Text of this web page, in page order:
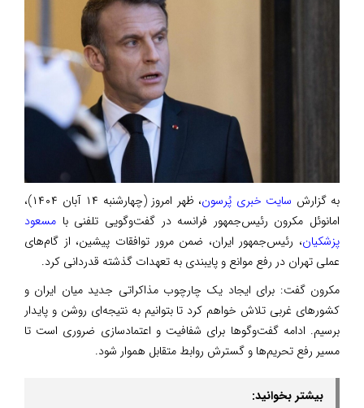
به گزارش سایت خبری پُرسون
، ظهر امروز (چهارشنبه ۱۴ آبان ۱۴۰۴)،
امانوئل مکرون رئیس‌جمهور فرانسه در گفت‌وگویی تلفنی با مسعود
پزشکیان، رئیس‌جمهور ایران، ضمن مرور توافقات پیشین، از گام‌های
عملی تهران در رفع موانع و پایبندی به تعهدات گذشته قدردانی کرد.
مکرون گفت: برای ایجاد یک چارچوب مذاکراتی جدید میان ایران و
کشورهای غربی تلاش خواهم کرد تا بتوانیم به نتیجه‌ای روشن و پایدار
برسیم. ادامه گفت‌وگوها برای شفافیت و اعتمادسازی ضروری است تا
مسیر رفع تحریم‌ها و گسترش روابط متقابل هموار شود.
بیشتر بخوانید: